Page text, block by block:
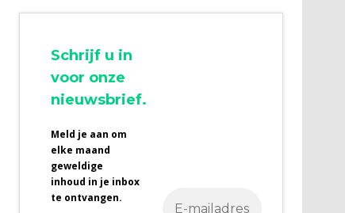
Schrijf u in
voor onze
nieuwsbrief.
Meld je aan om
elke maand
geweldige
inhoud in je inbox
te ontvangen.